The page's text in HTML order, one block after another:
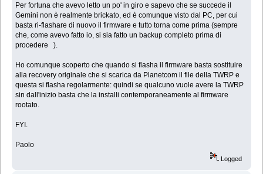
Per fortuna che avevo letto un po' in giro e sapevo che se succede il
Gemini non è realmente brickato, ed è comunque visto dal PC, per cui
basta ri-flashare di nuovo il firmware e tutto torna come prima (sempre
che, come avevo fatto io, si sia fatto un backup completo prima di
procedere ).
Ho comunque scoperto che quando si flasha il firmware basta sostituire
alla recovery originale che si scarica da Planetcom il file della TWRP e
questa si flasha regolarmente: quindi se qualcuno vuole avere la TWRP
sin dall'inizio basta che la installi contemporaneamente al firmware
rootato.
FYI.
Paolo
Logged